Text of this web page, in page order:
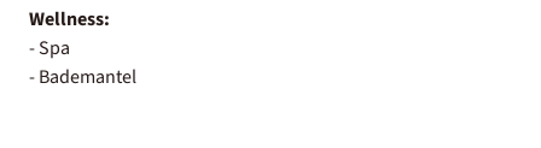
Wellness:
- Spa
- Bademantel